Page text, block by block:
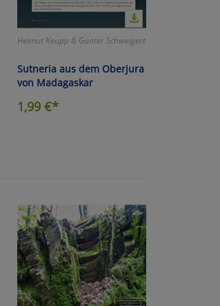
Helmut Keupp & Günter Schweigert
Sutneria aus dem Oberjura
von Madagaskar
1,99€*